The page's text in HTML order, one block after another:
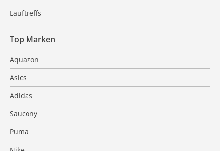
Lauftreffs
Top Marken
Aquazon
Asics
Adidas
Saucony
Puma